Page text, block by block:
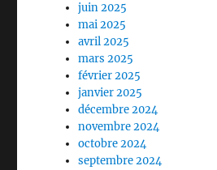
juin 2025
mai 2025
avril 2025
mars 2025
février 2025
janvier 2025
décembre 2024
novembre 2024
octobre 2024
septembre 2024